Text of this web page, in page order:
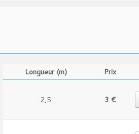
Longueur (m) Prix
2,5 3 €